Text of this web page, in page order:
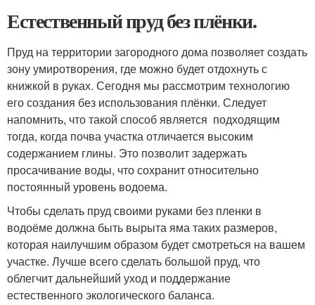
Естественный пруд без плёнки.
Пруд на территории загородного дома позволяет создать
зону умиротворения, где можно будет отдохнуть с
книжкой в руках. Сегодня мы рассмотрим технологию
его создания без использования плёнки. Следует
напомнить, что такой способ является подходящим
тогда, когда почва участка отличается высоким
содержанием глины. Это позволит задержать
просачивание воды, что сохранит относительно
постоянный уровень водоема.
Чтобы сделать пруд своими руками без пленки в
водоёме должна быть вырыта яма таких размеров,
которая наилучшим образом будет смотреться на вашем
участке. Лучше всего сделать большой пруд, что
облегчит дальнейший уход и поддержание
естественного экологического баланса.